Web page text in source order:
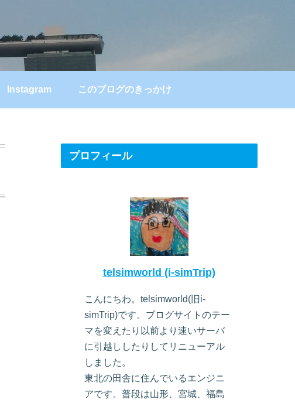
Instagram このブログのきっかけ
プロフィール
telsimworld (i-simTrip)
こんにちわ。telsimworld(旧i-
simTrip)です。ブログサイトのテー
マを変えたり以前より速いサーバ
に引越ししたりしてリニューアル
しました。
東北の田舎に住んでいるエンジニ
アです。普段は山形、宮城、福島